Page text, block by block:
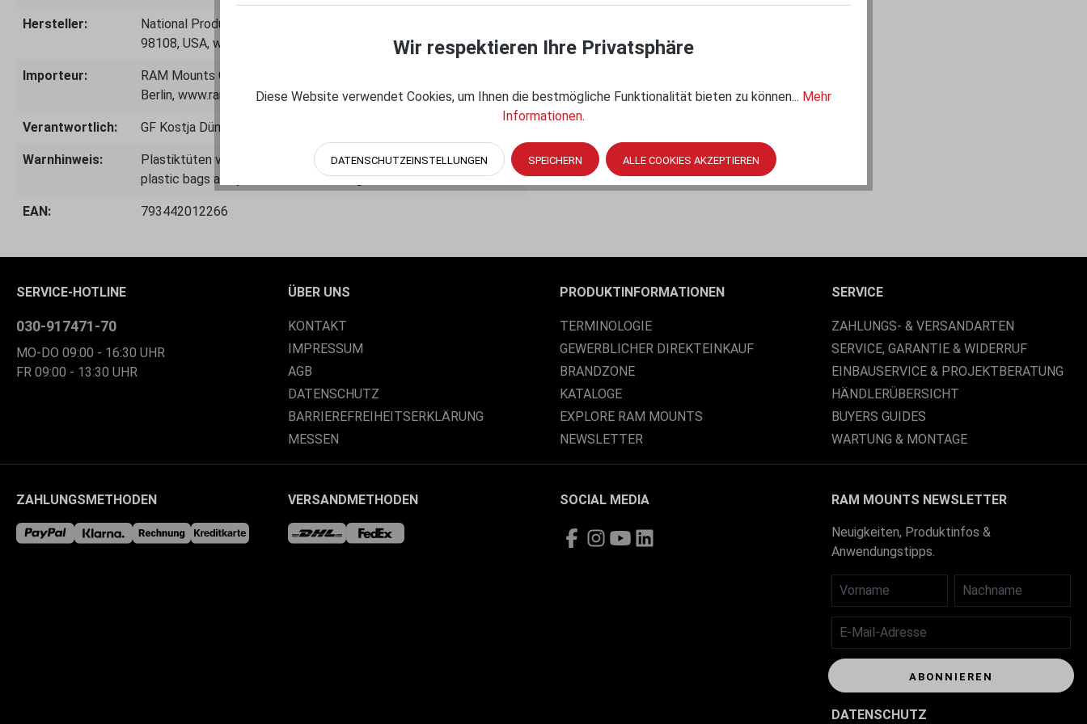
Hersteller:
National Products Inc.- 8410 Dallas Avenue South, Seattle, WA
98108, USA, www.rammount.com
Importeur:
RAM Mounts Germany GmbH, Alexander-Meißner-Str. 42, 12526
Berlin, www.rammounts.de, Telefon: 030-917471-70
Verantwortlich: GF Kostja Dümke, info@rammounts.de, 030-917471-70
Warnhinweis:
Plastiktüten von Kindern fernhalten - Erstickungsgefahr! Keep
plastic bags away from children – danger of suffocation!
EAN: 793442012266
SERVICE-HOTLINE
030-917471-70
MO-DO 09:00 - 16:30 UHR
FR 09:00 - 13:30 UHR
ÜBER UNS
KONTAKT
IMPRESSUM
AGB
DATENSCHUTZ
BARRIEREFREIHEITSERKLÄRUNG
MESSEN
PRODUKTINFORMATIONEN
TERMINOLOGIE
GEWERBLICHER DIREKTEINKAUF
BRANDZONE
KATALOGE
EXPLORE RAM MOUNTS
NEWSLETTER
SERVICE
ZAHLUNGS- & VERSANDARTEN
SERVICE, GARANTIE & WIDERRUF
EINBAUSERVICE & PROJEKTBERATUNG
HÄNDLERÜBERSICHT
BUYERS GUIDES
WARTUNG & MONTAGE
ZAHLUNGSMETHODEN VERSANDMETHODEN SOCIAL MEDIA RAM MOUNTS NEWSLETTER
Neuigkeiten, Produktinfos &
Anwendungstipps.
VORNAME NACHNAME
E-MAIL-ADRESSE
ABONNIEREN
DATENSCHUTZ
Wir respektieren Ihre Privatsphäre
Diese Website verwendet Cookies, um Ihnen die bestmögliche Funktionalität bieten zu können... Mehr
Informationen.
DATENSCHUTZEINSTELLUNGEN SPEICHERN ALLE COOKIES AKZEPTIEREN